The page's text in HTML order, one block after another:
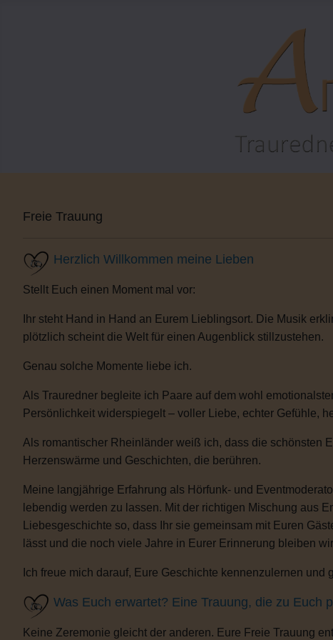
Freie Trauung
Herzlich Willkommen meine Lieben
Stellt Euch einen Moment mal vor:
Ihr steht Hand in Hand an Eurem Lieblingsort. Die Musik
plötzlich scheint die Welt für einen Augenblick stillzustehen.
Genau solche Momente liebe ich.
Als Trauredner begleite ich Paare auf dem wohl
Persönlichkeit widerspiegelt – voller Liebe, echter Gefühle,
Als romantischer Rheinländer weiß ich, dass die schönsten
Herzenswärme und Geschichten, die berühren.
Meine langjährige Erfahrung als Hörfunk- und
lebendig werden zu lassen. Mit der richtigen Mischung aus
Liebesgeschichte so, dass Ihr sie gemeinsam mit Euren
lässt und die noch viele Jahre in Eurer Erinnerung bleiben
Ich freue mich darauf, Eure Geschichte kennenzulernen
Was Euch erwartet? Eine Trauung, die zu Euch
Keine Zeremonie gleicht der anderen. Eure Freie Trauung